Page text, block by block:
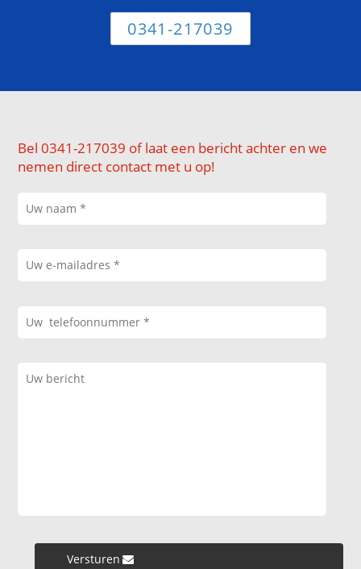
0341-217039
Bel 0341-217039 of laat een bericht achter en we
nemen direct contact met u op!
Versturen »